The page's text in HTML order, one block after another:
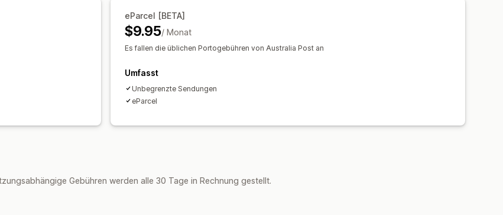
eParcel [BETA]
$9.95/ Monat
Es fallen die üblichen Portogebühren von Australia Post an
Umfasst
Unbegrenzte Sendungen
eParcel
Gebühren werden alle 30 Tage in Rechnung gestellt.